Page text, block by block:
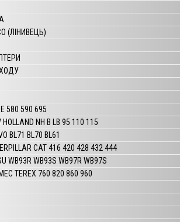
(ЛІНИВЕЦЬ)
580 590 695
NH B LB 95 110 115
BL71 BL70 BL61
CAT 416 420 428 432 444
WB93R WB93S WB97R WB97S
TEREX 760 820 860 960